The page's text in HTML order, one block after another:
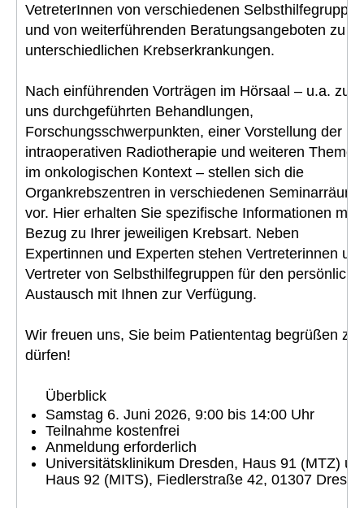
VetreterInnen von verschiedenen Selbsthilfegruppen
und von weiterführenden Beratungsangeboten zu
unterschiedlichen Krebserkrankungen.
Nach einführenden Vorträgen im Hörsaal – u.a. zu
uns durchgeführten Behandlungen,
Forschungsschwerpunkten, einer Vorstellung der
intraoperativen Radiotherapie und weiteren Themen
im onkologischen Kontext – stellen sich die
Organkrebszentren in verschiedenen
vor. Hier erhalten Sie spezifische Informationen mit
Bezug zu Ihrer jeweiligen Krebsart. Neben
Expertinnen und Experten stehen Vertreterinnen
Vertreter von Selbsthilfegruppen für den
Austausch mit Ihnen zur Verfügung.
Wir freuen uns, Sie beim Patiententag begrüßen zu
dürfen!
Überblick
Samstag 6. Juni 2026, 9:00 bis 14:00 Uhr
Teilnahme kostenfrei
Anmeldung erforderlich
Universitätsklinikum Dresden, Haus 91 (MTZ)
Haus 92 (MITS), Fiedlerstraße 42, 01307